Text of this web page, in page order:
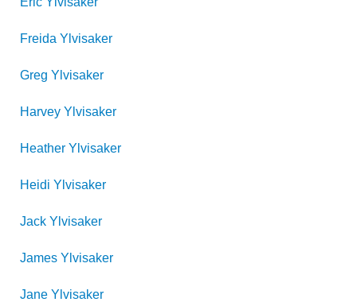
Freida Ylvisaker
Greg Ylvisaker
Harvey Ylvisaker
Heather Ylvisaker
Heidi Ylvisaker
Jack Ylvisaker
James Ylvisaker
Jane Ylvisaker